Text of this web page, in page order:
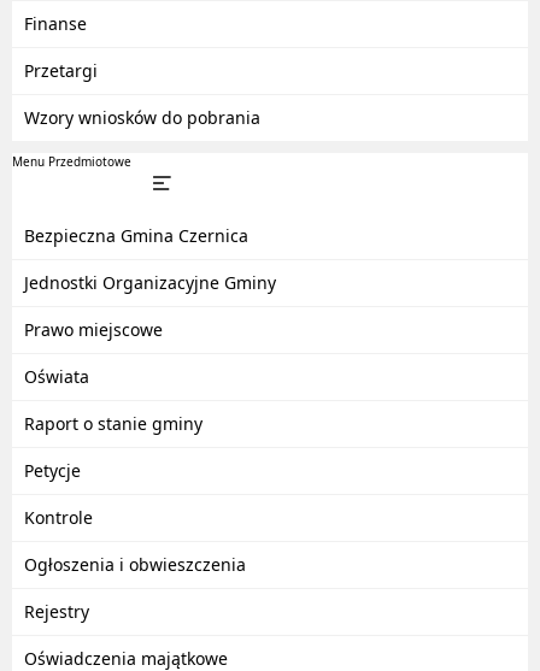
Finanse
Przetargi
Wzory wniosków do pobrania
Menu Przedmiotowe
Bezpieczna Gmina Czernica
Jednostki Organizacyjne Gminy
Prawo miejscowe
Oświata
Raport o stanie gminy
Petycje
Kontrole
Ogłoszenia i obwieszczenia
Rejestry
Oświadczenia majątkowe